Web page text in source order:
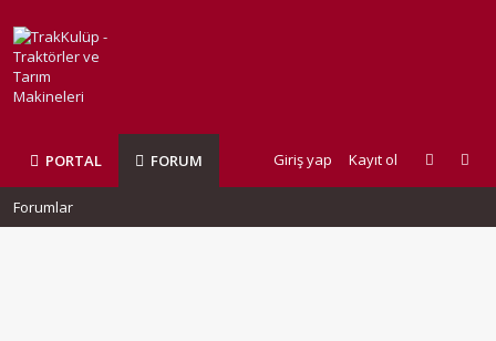
PORTAL FORUM Giriş yap Kayıt ol
Forumlar